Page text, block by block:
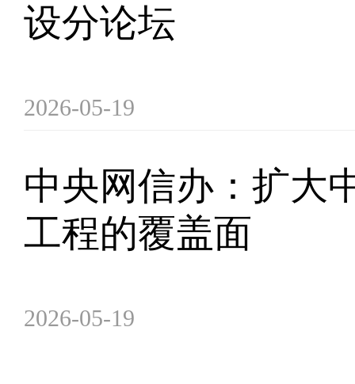
设分论坛
2026-05-19
中央网信办：扩大
工程的覆盖面
2026-05-19